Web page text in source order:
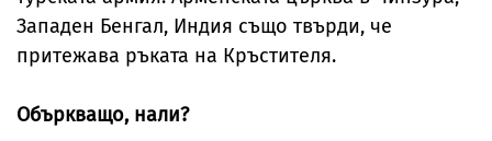
Западен Бенгал, Индия също твърди, че
притежава ръката на Кръстителя.
Объркващо, нали?